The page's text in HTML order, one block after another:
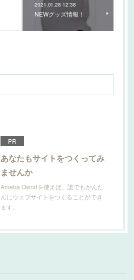
2021.01.28 12:38
NEWグッズ情報！
PR
あなたもサイトをつくってみ
ませんか
Ameba Owndを使えば、誰でもかんた
んにウェブサイトをつくることができ
ます。